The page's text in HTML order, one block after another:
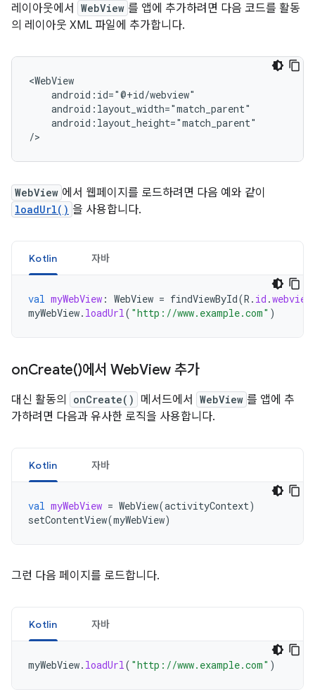
레이아웃에서 WebView 를 앱에 추가하려면 다음 코드를 활동
의 레이아웃 XML 파일에 추가합니다.
android:layout_height="match_parent"
/>
WebView 에서 웹페이지를 로드하려면 다음 예와 같이
loadUrl() 을 사용합니다.
Kotlin 자바
val myWebView : WebView = findViewById(R . id .webview
myWebView. loadUrl( "http://www.example.com" )
onCreate()에서 WebView 추가
대신 활동의 onCreate() 메서드에서 WebView 를 앱에 추
가하려면 다음과 유사한 로직을 사용합니다.
Kotlin 자바
val myWebView = WebView(activityContext)
setContentView(myWebView)
그런 다음 페이지를 로드합니다.
Kotlin 자바
myWebView. loadUrl( "http://www.example.com" )